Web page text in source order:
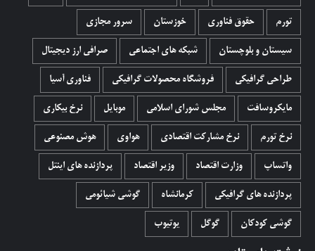
تورم حقوق فناوری خوزستان سرور مجازی
سیستان و بلوچستان شبکه های اجتماعی صرافی ارز دیجیتال
طراحی گرافیکی فروشگاه محصولات گرافيکی فناوری آسیا
مایکروسافت مجلس شورای اسلامی موبایل نرخ بیکاری
نرخ تورم نرخ مشارکت اقتصادی هواوی هوش مصنوعی
واتساپ وزارت اقتصاد وزیر اقتصاد پردازنده های اینتل
پردازنده های گرافیکی کرمانشاه گوشی شیائومی
گوشی کودکان گوگل یوتیوب